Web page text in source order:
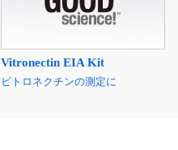
Vitronectin EIA Kit
ビトロネクチンの測定に